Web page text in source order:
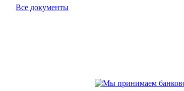
Все документы